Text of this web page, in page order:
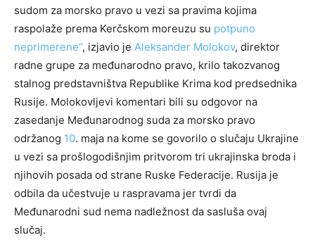
sudom za morsko pravo u vezi sa pravima kojima
raspolaže prema Kerčskom moreuzu su potpuno
neprimerene“, izjavio je Aleksander Molokov, direktor
radne grupe za međunarodno pravo, krilo takozvanog
stalnog predstavništva Republike Krima kod predsednika
Rusije. Molokovljevi komentari bili su odgovor na
zasedanje Međunarodnog suda za morsko pravo
održanog 10. maja na kome se govorilo o slučaju Ukrajine
u vezi sa prošlogodišnjim pritvorom tri ukrajinska broda i
njihovih posada od strane Ruske Federacije. Rusija je
odbila da učestvuje u raspravama jer tvrdi da
Međunarodni sud nema nadležnost da sasluša ovaj
slučaj.